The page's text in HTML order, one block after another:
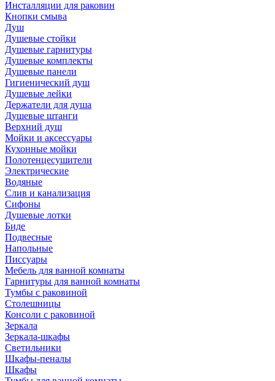
Инсталляции для раковин
Кнопки смыва
Душ
Душевые стойки
Душевые гарнитуры
Душевые комплекты
Душевые панели
Гигиенический душ
Душевые лейки
Держатели для душа
Душевые штанги
Верхний душ
Мойки и аксессуары
Кухонные мойки
Полотенцесушители
Электрические
Водяные
Слив и канализация
Сифоны
Душевые лотки
Биде
Подвесные
Напольные
Писсуары
Мебель для ванной комнаты
Гарнитуры для ванной комнаты
Тумбы с раковиной
Столешницы
Консоли с раковиной
Зеркала
Зеркала-шкафы
Светильники
Шкафы-пеналы
Шкафы